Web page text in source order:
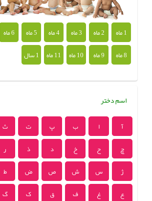
1 ماه 2 ماه 3 ماه 4 ماه 5 ماه 6 ماه
8 ماه
9 ماه 10 ماه 11 ماه 1 سال
اسم دختر
آ ا ب پ ت ث
چ
ح خ د ذ ر
ژ
س ش ص ض ط
ع
غ ف ق ک گ